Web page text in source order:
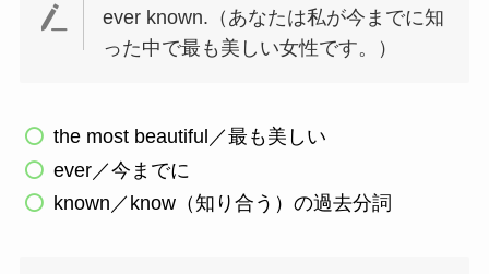
ever known.（あなたは私が今までに知
った中で最も美しい女性です。）
the most beautiful／最も美しい
ever／今までに
known／know（知り合う）の過去分詞